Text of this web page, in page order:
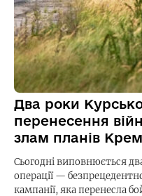
Два роки
перенесення
злам планів
Сьогодні виповнюється
операції —
кампанії, яка перенесла